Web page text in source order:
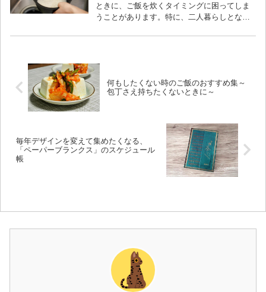
ときに、ご飯を炊くタイミングに困ってしま
うことがあります。特に、二人暮らしとなる
何もしたくない時のご飯のおすすめ集～
包丁さえ持ちたくないときに～
毎年デザインを変えて集めたくなる、
「ペーパーブランクス」のスケジュール
帳